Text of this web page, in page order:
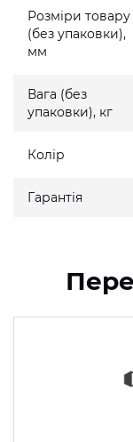
Розміри товару
(без упаковки),
мм
Вага (без
упаковки), кг
Колір
Гарантія